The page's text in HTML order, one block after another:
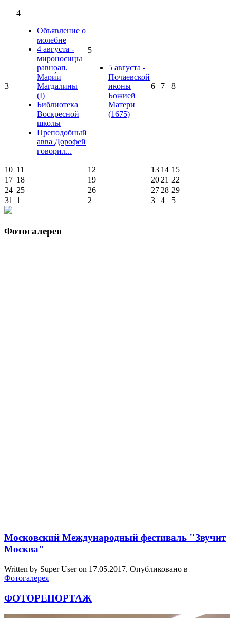
3
4
Объявление о
молебне
4 августа -
мироносицы
равноап.
Мари́и
Магдалины
(I)
Библиотека
Воскресной
школы
Преподобный
авва Дорофей
говорил...
5
5 августа -
Почаевской
иконы
Божией
Матери
(1675)
6 7 8
10 11 12 13 14 15
17 18 19 20 21 22
24 25 26 27 28 29
31
1 2 3 4 5
Фотогалерея
Московский Международный фестиваль "Звучит
Москва"
Written by Super User on 17.05.2017. Опубликовано в
Фотогалерея
ФОТОРЕПОРТАЖ